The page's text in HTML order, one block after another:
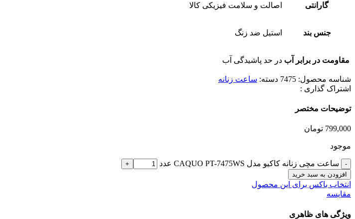
گارانتی اصالت و سلامت فیزیکی کالا
جنس بند استیل ضد زنگ
مقاومت در برابر آب در حد پاشیدگی آب
شناسه محصول: 7475 دسته: ساعت زنانه
اشتراک گذاری :
توضیحات مختصر
799,000 تومان
موجود
ساعت مچی زنانه کاکیو مدل CAQUO PT-7475WS عدد
افزودن به سبد خرید
انتخاب باکس برای این محصول
مقایسه
ویژگی های ظاهری